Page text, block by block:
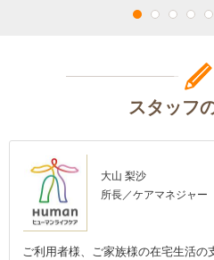
スタッフ
大山 梨沙
所長／ケアマネジャー
ご利用者様、ご家族様の在宅生活の